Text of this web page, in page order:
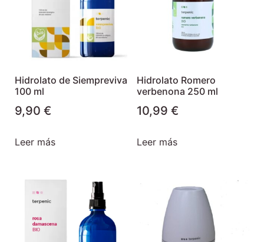
Hidrolato de Siempreviva
100 ml
9,90 €
Leer más
Hidrolato Romero
verbenona 250 ml
10,99 €
Leer más